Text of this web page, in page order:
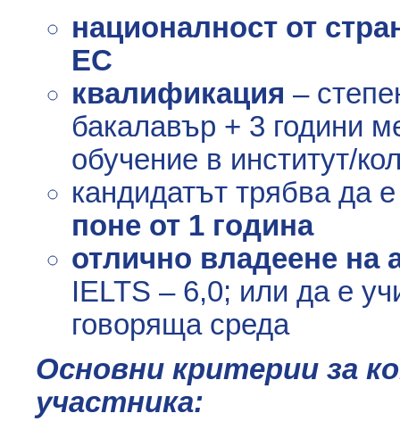
националност от
ЕС
квалификация –
бакалавър + 3 години
обучение в институт/
кандидатът трябва да
поне от 1 година
отлично владеене на
IELTS – 6,0; или да е
говоряща среда
Основни критерии за
участника: